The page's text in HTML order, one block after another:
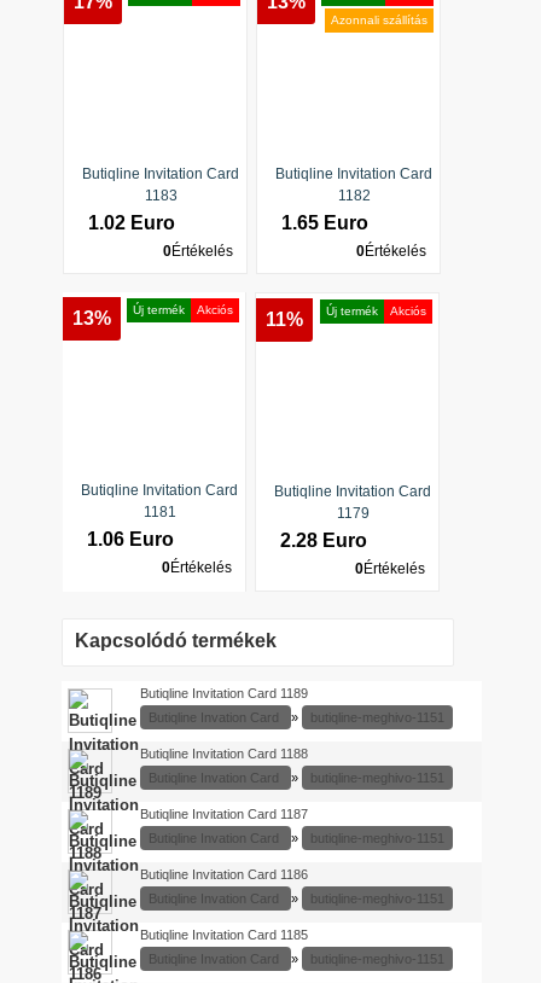
Butiqline Invitation Card
1183
1.02 Euro
0Értékelés
Azonnali szállítás
Butiqline Invitation Card
1182
1.65 Euro
0Értékelés
Akciós
Új termék
13%
Butiqline Invitation Card
1181
1.06 Euro
0Értékelés
Akciós
Új termék
11%
Butiqline Invitation Card
1179
2.28 Euro
0Értékelés
Kapcsolódó termékek
Butiqline Invitation Card 1189
Butiqline Invation Card
» butiqline-meghivo-1151
Butiqline Invitation Card 1188
Butiqline Invation Card
» butiqline-meghivo-1151
Butiqline Invitation Card 1187
Butiqline Invation Card
» butiqline-meghivo-1151
Butiqline Invitation Card 1186
Butiqline Invation Card
» butiqline-meghivo-1151
Butiqline Invitation Card 1185
Butiqline Invation Card
» butiqline-meghivo-1151